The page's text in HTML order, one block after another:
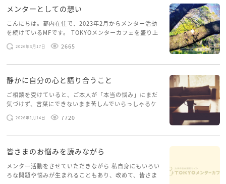
メンターとしての想い
こんにちは。都内在住で、2023年2月からメンター活動
を続けているMFです。 TOKYOメンターカフェを盛り上
げたいという想いから、勇気を出して初めてブログを投
稿してみようと思います。少し自分のことを書いてみま
2026年3月17日 2665
静かに自分の心と語り合うこと
ご相談を受けていると、ご本人が「本当の悩み」にまだ
気づけず、言葉にできないまま苦しんでいらっしゃるケ
ースがありますお悩みというのは、心の深いところ（深
層心理）に触れることで、まったく違う角度から解決の
2026年1月14日 7720
皆さまのお悩みを読みながら
メンター活動をさせていただきながら 私自身にもいろい
ろな問題や悩みが生まれることもあり、改めて、皆さま